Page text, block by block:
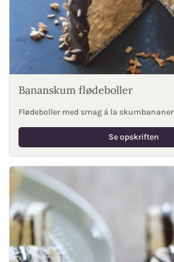
Bananskum flødeboller
Flødeboller med smag á la skumbananer
Se opskriften